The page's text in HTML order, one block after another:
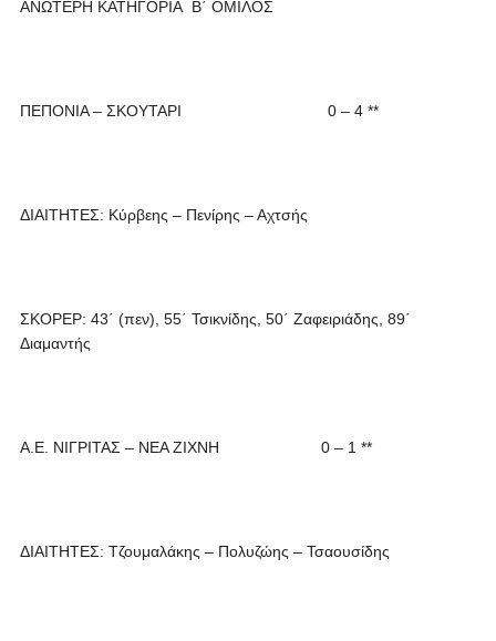
ΑΝΩΤΕΡΗ ΚΑΤΗΓΟΡΙΑ Β΄ ΟΜΙΛΟΣ
ΠΕΠΟΝΙΑ – ΣΚΟΥΤΑΡΙ 0 – 4 **
ΔΙΑΙΤΗΤΕΣ: Κύρβεης – Πενίρης – Αχτσής
ΣΚΟΡΕΡ: 43΄ (πεν), 55΄ Τσικνίδης, 50΄ Ζαφειριάδης, 89΄
Διαμαντής
Α.Ε. ΝΙΓΡΙΤΑΣ – ΝΕΑ ΖΙΧΝΗ 0 – 1 **
ΔΙΑΙΤΗΤΕΣ: Τζουμαλάκης – Πολυζώης – Τσαουσίδης